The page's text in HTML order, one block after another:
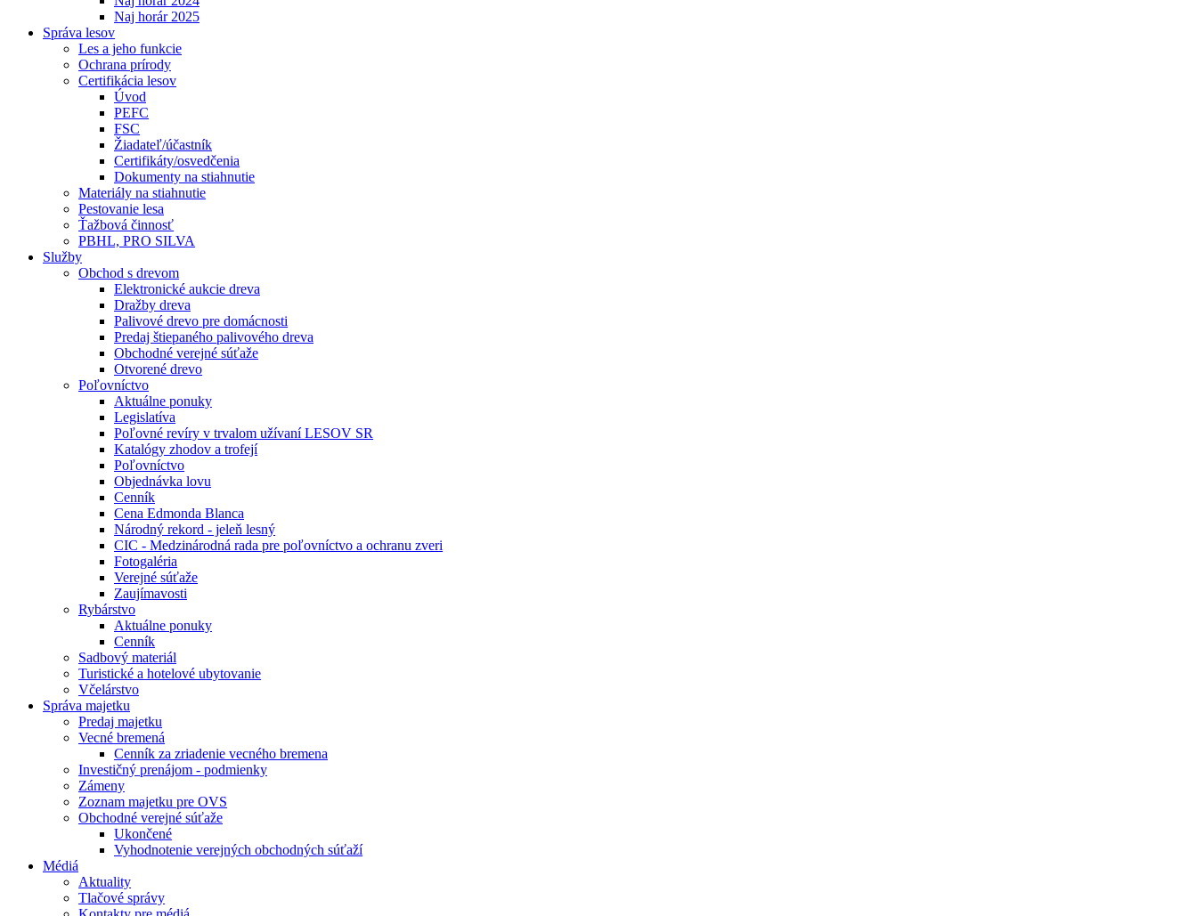
Naj horár 2025
Správa lesov
Les a jeho funkcie
Ochrana prírody
Certifikácia lesov
Úvod
PEFC
FSC
Žiadateľ/účastník
Certifikáty/osvedčenia
Dokumenty na stiahnutie
Materiály na stiahnutie
Pestovanie lesa
Ťažbová činnosť
PBHL, PRO SILVA
Služby
Obchod s drevom
Elektronické aukcie dreva
Dražby dreva
Palivové drevo pre domácnosti
Predaj štiepaného palivového dreva
Obchodné verejné súťaže
Otvorené drevo
Poľovníctvo
Aktuálne ponuky
Legislatíva
Poľovné revíry v trvalom užívaní LESOV SR
Katalógy zhodov a trofejí
Poľovníctvo
Objednávka lovu
Cenník
Cena Edmonda Blanca
Národný rekord - jeleň lesný
CIC - Medzinárodná rada pre poľovníctvo a ochranu zveri
Fotogaléria
Verejné súťaže
Zaujímavosti
Rybárstvo
Aktuálne ponuky
Cenník
Sadbový materiál
Turistické a hotelové ubytovanie
Včelárstvo
Správa majetku
Predaj majetku
Vecné bremená
Cenník za zriadenie vecného bremena
Investičný prenájom - podmienky
Zámeny
Zoznam majetku pre OVS
Obchodné verejné súťaže
Ukončené
Vyhodnotenie verejných obchodných súťaží
Médiá
Aktuality
Tlačové správy